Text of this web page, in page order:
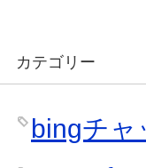
カテゴリー
bingチャ